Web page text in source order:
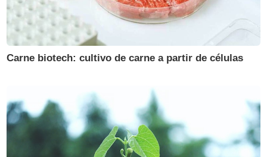
Carne biotech: cultivo de carne a partir de células